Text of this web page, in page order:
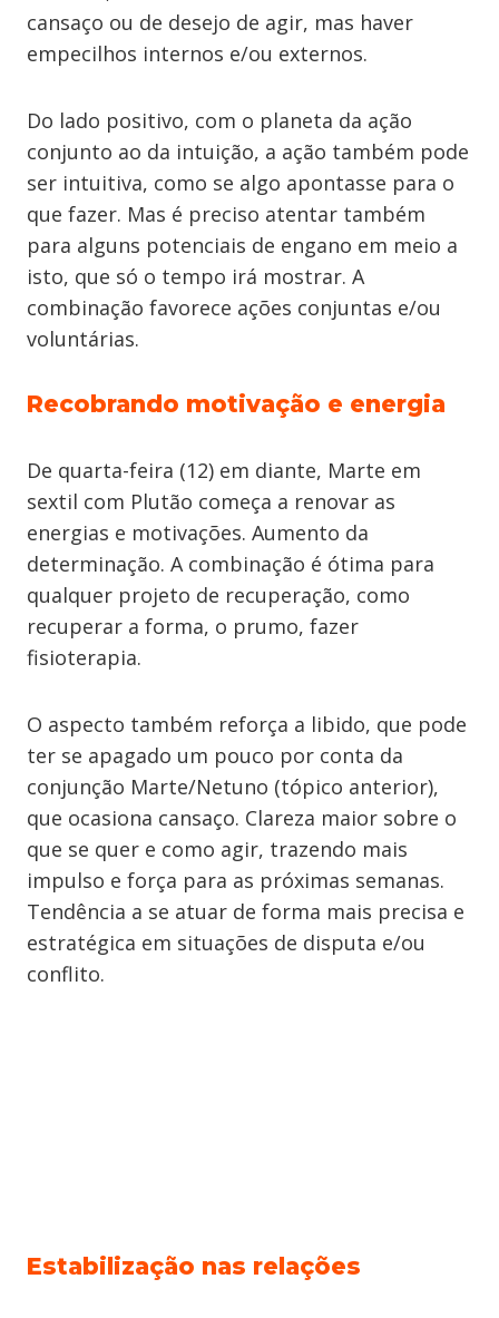
cansaço ou de desejo de agir, mas haver
empecilhos internos e/ou externos.
Do lado positivo, com o planeta da ação
conjunto ao da intuição, a ação também pode
ser intuitiva, como se algo apontasse para o
que fazer. Mas é preciso atentar também
para alguns potenciais de engano em meio a
isto, que só o tempo irá mostrar. A
combinação favorece ações conjuntas e/ou
voluntárias.
Recobrando motivação e energia
De quarta-feira (12) em diante, Marte em
sextil com Plutão começa a renovar as
energias e motivações. Aumento da
determinação. A combinação é ótima para
qualquer projeto de recuperação, como
recuperar a forma, o prumo, fazer
fisioterapia.
O aspecto também reforça a libido, que pode
ter se apagado um pouco por conta da
conjunção Marte/Netuno (tópico anterior),
que ocasiona cansaço. Clareza maior sobre o
que se quer e como agir, trazendo mais
impulso e força para as próximas semanas.
Tendência a se atuar de forma mais precisa e
estratégica em situações de disputa e/ou
conflito.
Estabilização nas relações